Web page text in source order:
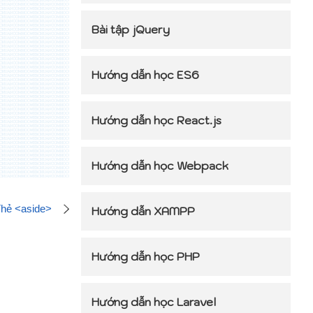
<aside>
Bài tập jQuery
Hướng dẫn học ES6
Hướng dẫn học React.js
Hướng dẫn học Webpack
Hướng dẫn XAMPP
Hướng dẫn học PHP
Hướng dẫn học Laravel